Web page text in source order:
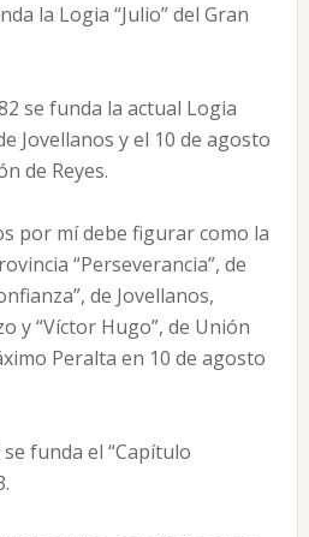
la Logia “Julio” del Gran
se funda la actual Logia
Jovellanos y el 10 de agosto
de Reyes.
por mí debe figurar como la
“Perseverancia”, de
de Jovellanos,
y “Víctor Hugo”, de Unión
Peralta en 10 de agosto
funda el “Capítulo